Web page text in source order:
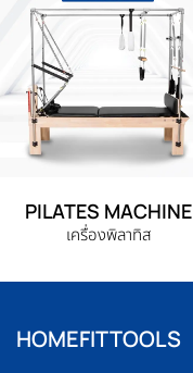
PILATES MACHINE
เครื่องพิลาทิส
HOMEFITTOOLS